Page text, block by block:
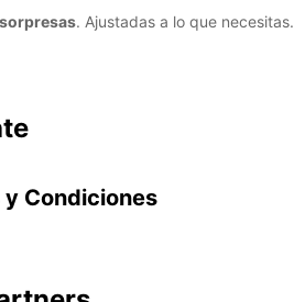
. Ajustadas a lo que necesitas.
y Condiciones